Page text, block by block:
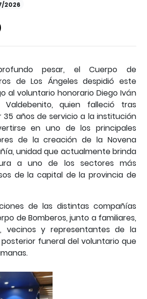
2026
pesar, el Cuerpo de
de Los Ángeles despidió este
al voluntario honorario Diego Iván
Valdebenito, quien falleció tras
35 años de servicio a la institución
en uno de los principales
de la creación de la Novena
unidad que actualmente brinda
a uno de los sectores más
de la capital de la provincia de
de las distintas compañías
de Bomberos, junto a familiares,
vecinos y representantes de la
funeral del voluntario que